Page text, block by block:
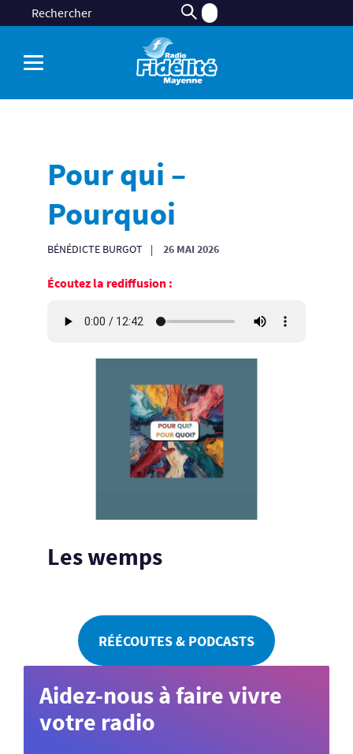
Pour qui –
Pourquoi
BÉNÉDICTE BURGOT 26 MAI 2026
Écoutez la rediffusion :
Les wemps
RÉÉCOUTES & PODCASTS
Aidez-nous à faire vivre
votre radio